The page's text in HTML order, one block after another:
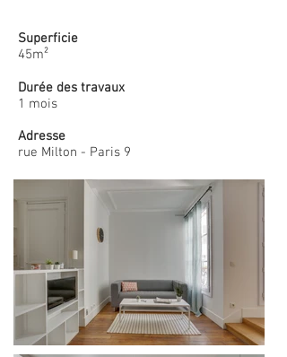
Superficie
45m²
Durée des travaux
1 mois
Adresse
rue Milton - Paris 9